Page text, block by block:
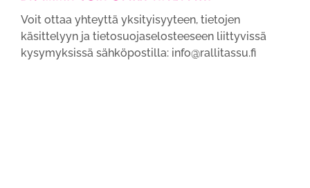
Voit ottaa yhteyttä yksityisyyteen, tietojen
käsittelyyn ja tietosuojaselosteeseen liittyvissä
kysymyksissä sähköpostilla: info@rallitassu.fi